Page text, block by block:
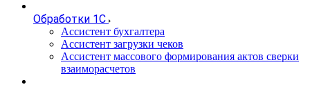
Обработки 1С
Ассистент бухгалтера
Ассистент загрузки чеков
Ассистент массового формирования актов сверки
взаиморасчетов